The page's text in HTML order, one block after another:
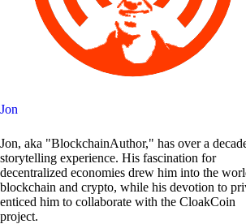
Jon
Jon, aka "BlockchainAuthor," has over a
storytelling experience. His fascination for
decentralized economies drew him into the
blockchain and crypto, while his devotion to
enticed him to collaborate with the CloakCoin
project.